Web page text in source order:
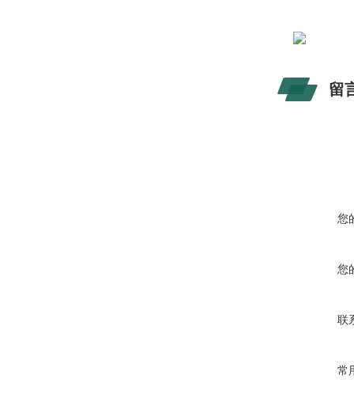
留
您
您
联
常